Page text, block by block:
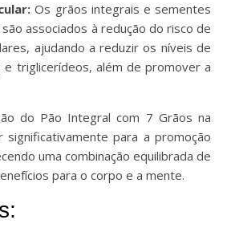
Os grãos integrais e sementes
associados à redução do risco de
ajudando a reduzir os níveis de
e triglicerídeos, além de promover a
do Pão Integral com 7 Grãos na
para a promoção
uma combinação equilibrada de
para o corpo e a mente.